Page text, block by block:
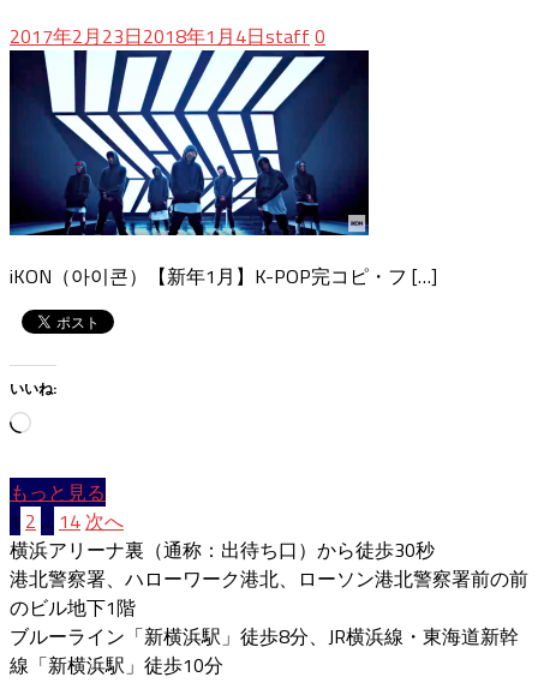
2017年2月23日2018年1月4日staff 0
iKON（아이콘）【新年1月】K-POP完コピ・フ […]
いいね:
読
込
み
中…
もっと見る
投
稿
の
ペ
1 2 … 14次へ
横浜アリーナ裏（通称：出待ち口）から徒歩30秒
港北警察署、ハローワーク港北、ローソン港北警察署前の前
のビル地下1階
ブルーライン「新横浜駅」徒歩8分、JR横浜線・東海道新幹
線「新横浜駅」徒歩10分